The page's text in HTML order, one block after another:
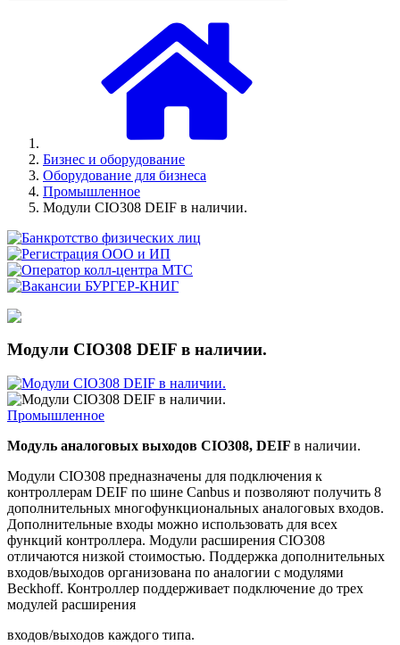
Бизнес и оборудование
Оборудование для бизнеса
Промышленное
Модули CIO308 DEIF в наличии.
Модули CIO308 DEIF в наличии.
Промышленное
Модуль аналоговых выходов CIO308, DEIF в наличии.
Модули CIO308 предназначены для подключения к
контроллерам DEIF по шине Canbus и позволяют получить 8
дополнительных многофункциональных аналоговых входов.
Дополнительные входы можно использовать для всех
функций контроллера. Модули расширения CIO308
отличаются низкой стоимостью. Поддержка дополнительных
входов/выходов организована по аналогии с модулями
Beckhoff. Контроллер поддерживает подключение до трех
модулей расширения
входов/выходов каждого типа.